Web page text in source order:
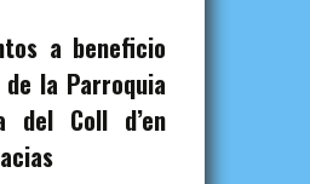
a beneficio
la Parroquia
del Coll d’en